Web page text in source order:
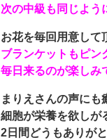
次の中級も同じよう
お花を毎回用意して
ブランケットもピン
毎日来るのが楽しみ
まりえさんの声にも
細胞が栄養を欲しが
2日間どうもありが